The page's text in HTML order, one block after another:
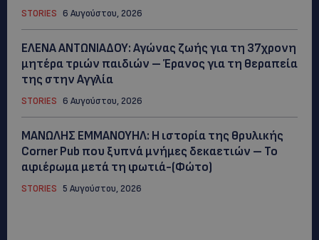
STORIES 6 Αυγούστου, 2026
ΕΛΕΝΑ ΑΝΤΩΝΙΑΔΟΥ: Αγώνας ζωής για τη 37χρονη
μητέρα τριών παιδιών – Έρανος για τη θεραπεία
της στην Αγγλία
STORIES 6 Αυγούστου, 2026
ΜΑΝΩΛΗΣ ΕΜΜΑΝΟΥΗΛ: Η ιστορία της θρυλικής
Corner Pub που ξυπνά μνήμες δεκαετιών – Το
αφιέρωμα μετά τη φωτιά-(Φώτο)
STORIES 5 Αυγούστου, 2026